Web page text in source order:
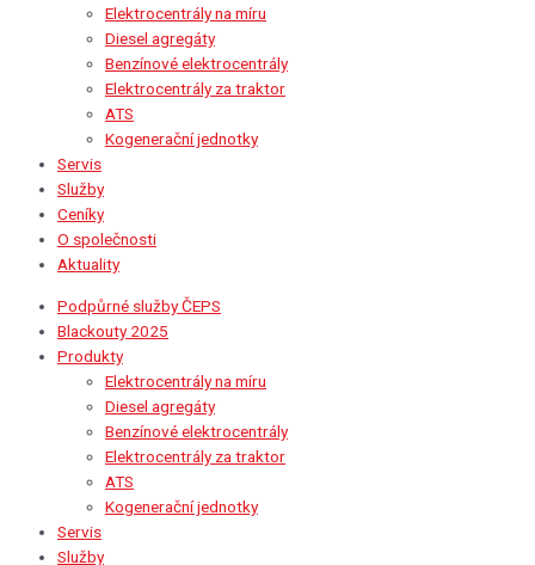
Elektrocentrály na míru
Diesel agregáty
Benzínové elektrocentrály
Elektrocentrály za traktor
ATS
Kogenerační jednotky
Servis
Služby
Ceníky
O společnosti
Aktuality
Podpůrné služby ČEPS
Blackouty 2025
Produkty
Elektrocentrály na míru
Diesel agregáty
Benzínové elektrocentrály
Elektrocentrály za traktor
ATS
Kogenerační jednotky
Servis
Služby